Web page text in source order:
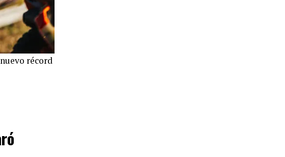
récord